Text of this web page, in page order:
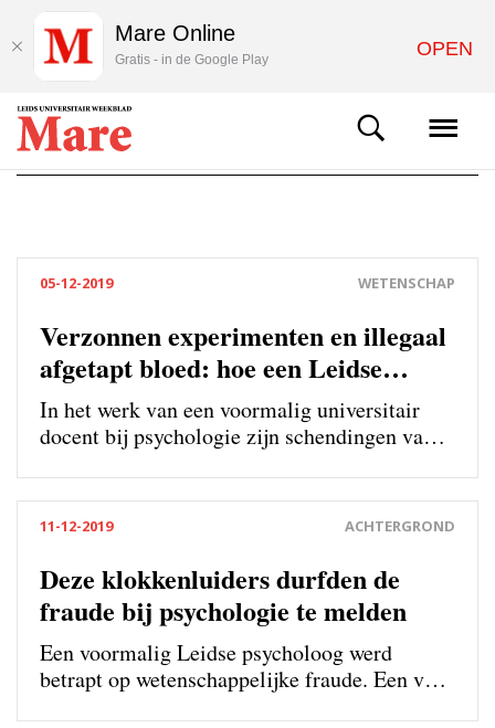
05-12-2019 WETENSCHAP
Verzonnen experimenten en illegaal
afgetapt bloed: hoe een Leidse
psycholoog fraudeerde
In het werk van een voormalig universitair
docent bij psychologie zijn schendingen van
11-12-2019 ACHTERGROND
Deze klokkenluiders durfden de
fraude bij psychologie te melden
Een voormalig Leidse psycholoog werd
betrapt op wetenschappelijke fraude. Een van
Mare Online
Gratis - in de Google Play OPEN